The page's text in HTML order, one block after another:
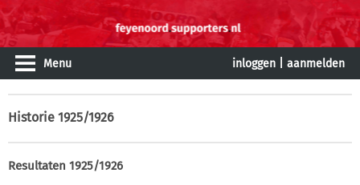
Menu inloggen aanmelden
Historie 1925/1926
Resultaten 1925/1926